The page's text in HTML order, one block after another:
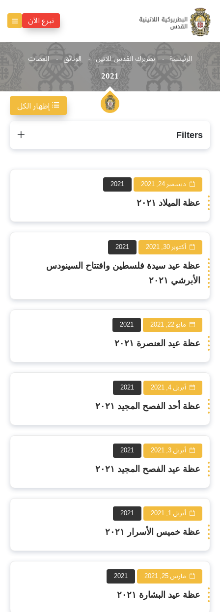
تبرع الآن
الرئيسية بطريرك القدس للاتين الوثائق العظات
2021
Filters
ديسمبر 24, 2021 2021
عظة الميلاد ٢٠٢١
أكتوبر 30, 2021 2021
عظة عيد سيدة فلسطين وافتتاح السينودس
الأبرشي ٢٠٢١
مايو 22, 2021 2021
عظة عيد العنصرة ٢٠٢١
أبريل 4, 2021 2021
عظة أحد الفصح المجيد ٢٠٢١
أبريل 3, 2021 2021
عظة عيد الفصح المجيد ٢٠٢١
أبريل 1, 2021 2021
عظة خميس الأسرار ٢٠٢١
مارس 25, 2021 2021
عظة عيد البشارة ٢٠٢١
إظهار الكل